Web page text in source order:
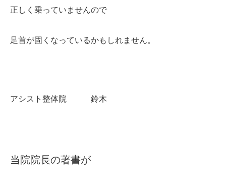
正しく乗っていませんので
足首が固くなっているかもしれません。
アシスト整体院 鈴木
当院院長の著書が